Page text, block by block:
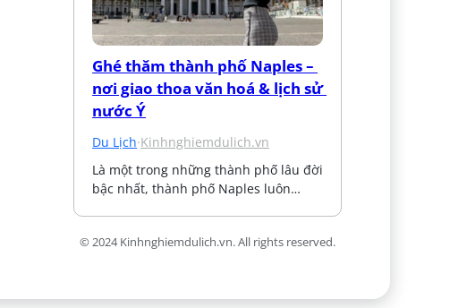
Ghé thăm thành phố Naples –
nơi giao thoa văn hoá & lịch sử
nước Ý
Du Lịch·Kinhnghiemdulich.vn
Là một trong những thành phố lâu đời
bậc nhất, thành phố Naples luôn…
© 2024 Kinhnghiemdulich.vn. All rights reserved.